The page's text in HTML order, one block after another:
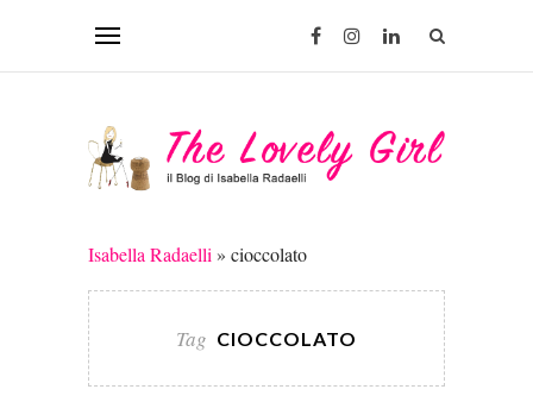
Isabella Radaelli » cioccolato
Tag CIOCCOLATO